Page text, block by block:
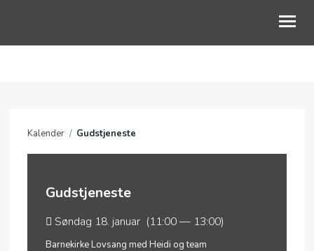
KALENDER
Kalender / Gudstjeneste
Gudstjeneste
Søndag 18. januar (11:00 — 13:00)
Barnekirke Lovsang med Heidi og team